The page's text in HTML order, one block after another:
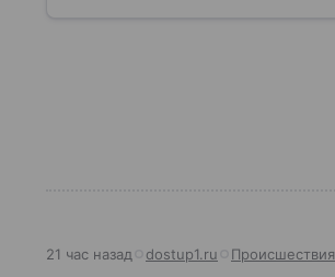
21 час назад dostup1.ru Происшествия